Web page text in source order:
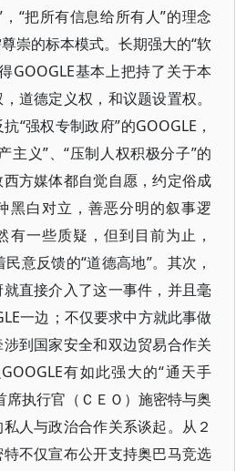
“把所有信息给所有人”的理念
崇的标本模式。长期强大的“软
GOOGLE基本上把持了关于本
道德定义权，和议题设置权。
“强权专制政府”的GOOGLE，
主义”、“压制人权积极分子”的
方媒体都自觉自愿，约定俗成
黑白对立，善恶分明的叙事逻
有一些质疑，但到目前为止，
意反馈的“道德高地”。其次，
直接介入了这一事件，并且毫
一边；不仅要求中方就此事做
到国家安全和双边贸易合作关
有如此强大的“通天手
席执行官（ＣＥＯ）施密特与奥
人与政治合作关系谈起。从２
不仅宣布公开支持奥巴马竞选